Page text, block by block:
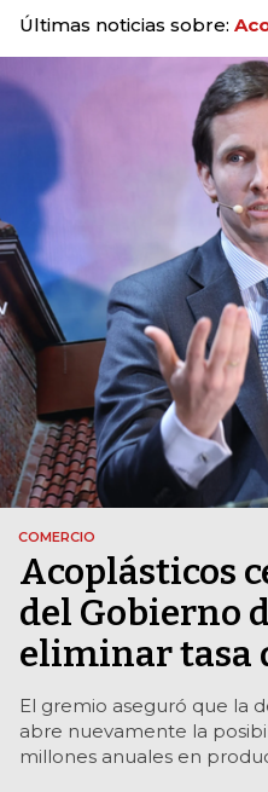
Últimas noticias sobre:
COMERCIO
Acoplásticos
del Gobierno
eliminar tasa
El gremio aseguró que la
abre nuevamente la
millones anuales en